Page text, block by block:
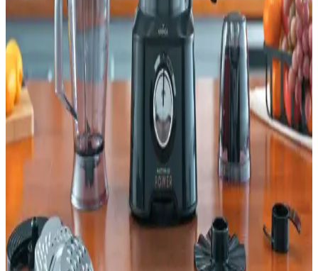
İki çok fonksiyonlu mutfak robotu, Arzum Hestia ve Karaca
Multimax, yüksek güç, kapasite ve fonksiyonlar açısından detaylı
karşılaştırılıyor. Kullanıcı yorumlarıyla ürünlerin dayanıklılığı ve
kullanım kolaylığı analiz ediliyor.
Arçelik Rhb 3410 ve Karaca Multimax 6 In 1
Mutfak Robotu Karşılaştırması
İki popüler mutfak aleti Arçelik Rhb 3410 ve Karaca Multimax 6 In
1 detaylı özellikleri, kullanıcı yorumları ve performanslarıyla
karşılaştırıldı. Güç, fonksiyonlar ve dayanıklılık açısından önemli
bilgiler içeriyor.
Icotech SM50 vs Robx SR50: Kapsamlı
karşılaştırma—kapasite, güç ve performans
Bu makale Icotech SM50 ve Robx SR50 mutfak robotlarını
kapasite, motor gücü, gövde malzemesi, kıyma çekme, hamur
mayalama, aparat çeşitleri ve hızlar üzerinden karşılaştırıyor;
kullanıcı yorumlarıyla avantajlar ve eksikler özetleniyor.